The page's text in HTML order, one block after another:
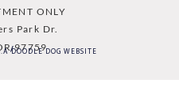
ONLY
Park Dr.
97759
A DOODLE DOG WEBSITE